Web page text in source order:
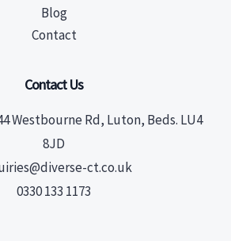
Blog
Contact
Contact Us
Westbourne Rd, Luton, Beds. LU4
8JD
ct.co.uk
0330 133 1173